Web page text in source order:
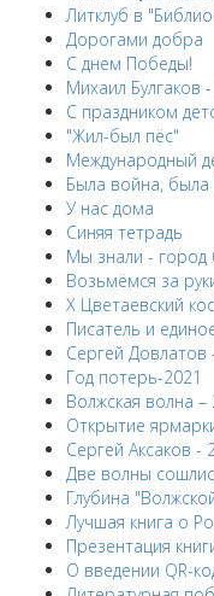
Литклуб в
Дорогами добра
С днем Победы!
Михаил Булгаков
С праздником
"Жил-был пёс"
Международный
Была война,
У нас дома
Синяя тетрадь
Мы знали - город
Возьмёмся за
X Цветаевский
Писатель и
Сергей Довлатов
Год потерь-2021
Волжская волна –
Открытие
Сергей Аксаков -
Две волны
Глубина
Лучшая книга о
Презентация
О введении QR-